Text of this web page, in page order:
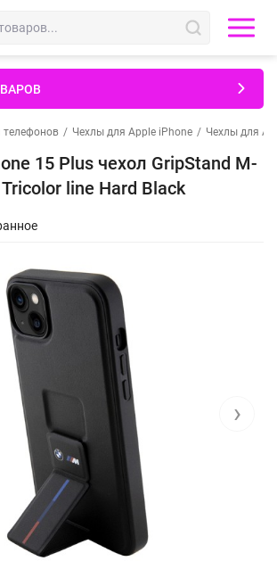
телефонов / Чехлы для Apple iPhone / Чехлы для
15 Plus чехол GripStand M-
line Hard Black
›